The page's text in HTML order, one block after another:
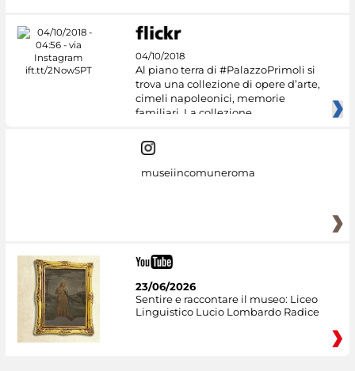
04/10/2018
Al piano terra di #PalazzoPrimoli si
trova una collezione di opere d’arte,
cimeli napoleonici, memorie
familiari. La collezione
museiincomuneroma
23/06/2026
Sentire e raccontare il museo: Liceo
Linguistico Lucio Lombardo Radice